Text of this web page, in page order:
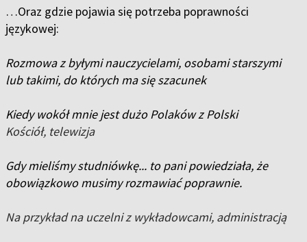
…Oraz gdzie pojawia się potrzeba poprawności
językowej:
Rozmowa z byłymi nauczycielami, osobami starszymi
lub takimi, do których ma się szacunek
Kiedy wokół mnie jest dużo Polaków z Polski
Kościół, telewizja
Gdy mieliśmy studniówkę... to pani powiedziała, że
obowiązkowo musimy rozmawiać poprawnie.
Na przykład na uczelni z wykładowcami, administracją